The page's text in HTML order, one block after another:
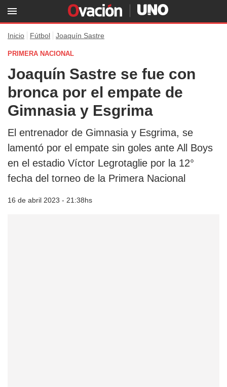
Inicio Fútbol Joaquín Sastre
PRIMERA NACIONAL
Joaquín Sastre se fue con
bronca por el empate de
Gimnasia y Esgrima
El entrenador de Gimnasia y Esgrima, se
lamentó por el empate sin goles ante All Boys
en el estadio Víctor Legrotaglie por la 12°
fecha del torneo de la Primera Nacional
16 de abril 2023 - 21:38hs